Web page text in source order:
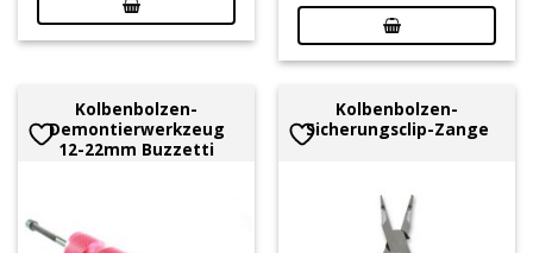
Kolbenbolzen-
Demontierwerkzeug
12-22mm Buzzetti
Kolbenbolzen-
Sicherungsclip-Zange